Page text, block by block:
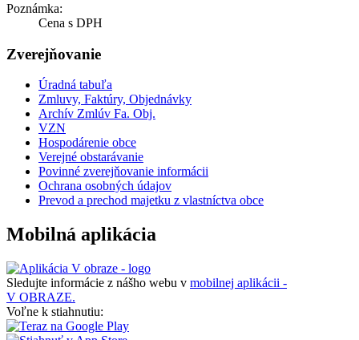
Poznámka:
Cena s DPH
Zverejňovanie
Úradná tabuľa
Zmluvy, Faktúry, Objednávky
Archív Zmlúv Fa. Obj.
VZN
Hospodárenie obce
Verejné obstarávanie
Povinné zverejňovanie informácii
Ochrana osobných údajov
Prevod a prechod majetku z vlastníctva obce
Mobilná aplikácia
Sledujte informácie z nášho webu v mobilnej aplikácii -
V OBRAZE.
Voľne k stiahnutiu: